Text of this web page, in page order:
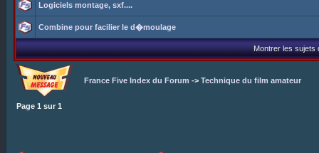
Logiciels montage, sxf....
Combine pour facilier le d�moulage
Montrer les sujets
France Five Index du Forum -> Technique du film amateur
Page 1 sur 1